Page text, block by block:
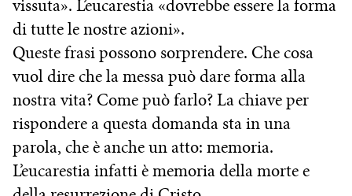
vissuta». L’eucarestia «dovrebbe essere la forma
di tutte le nostre azioni».
Queste frasi possono sorprendere. Che cosa
vuol dire che la messa può dare forma alla
nostra vita? Come può farlo? La chiave per
rispondere a questa domanda sta in una
parola, che è anche un atto: memoria.
L’eucarestia infatti è memoria della morte e